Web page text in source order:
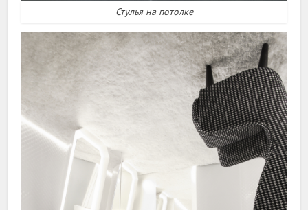
Стулья на потолке